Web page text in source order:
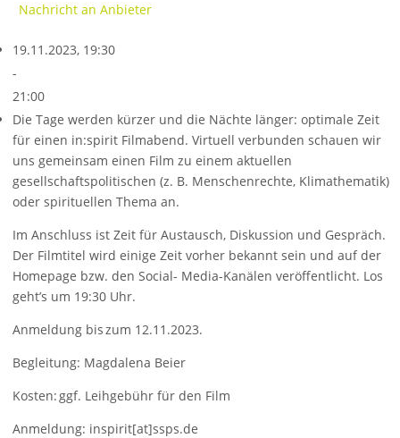
Nachricht an Anbieter
19.11.2023, 19:30
-
21:00
Die Tage werden kürzer und die Nächte länger: optimale Zeit
für einen in:spirit Filmabend. Virtuell verbunden schauen wir
uns gemeinsam einen Film zu einem aktuellen
gesellschaftspolitischen (z. B. Menschenrechte, Klimathematik)
oder spirituellen Thema an.
Im Anschluss ist Zeit für Austausch, Diskussion und Gespräch.
Der Filmtitel wird einige Zeit vorher bekannt sein und auf der
Homepage bzw. den Social- Media-Kanälen veröffentlicht. Los
geht’s um 19:30 Uhr.
Anmeldung bis zum 12.11.2023.
Begleitung: Magdalena Beier
Kosten: ggf. Leihgebühr für den Film
Anmeldung: inspirit[at]ssps.de